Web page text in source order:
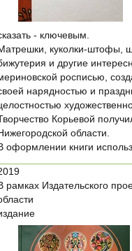
- ключевым.
куколки-штофы,
и другие
росписью,
нарядностью и
Корьевой
области.
оформлении книги
рамках Издательского